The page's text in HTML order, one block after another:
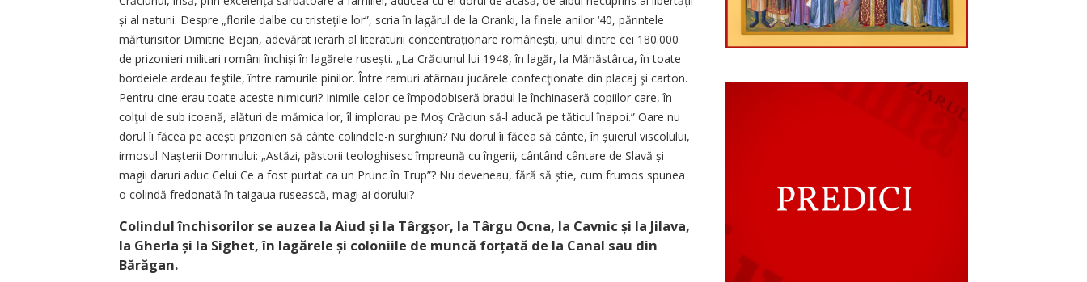
și al naturii. Despre „florile dalbe cu tristețile lor”, scria în lagărul de la Oranki, la finele anilor ‘40, părintele
mărturisitor Dimitrie Bejan, adevărat ierarh al literaturii concentraționare româ­nești, unul dintre cei 180.000
de prizonieri militari români închiși în lagărele rusești. „La Crăciunul lui 1948, în lagăr, la Mănăstârca, în toate
bordeiele ardeau feştile, între ramurile pinilor. Între ramuri atârnau jucărele confecţionate din placaj şi carton.
Pentru cine erau toate aceste nimicuri? Inimile celor ce împodobiseră bradul le închinaseră copiilor care, în
colţul de sub icoană, alături de mămica lor, îl implorau pe Moş Crăciun să-l aducă pe tăticul înapoi.” Oare nu
dorul îi făcea pe acești prizonieri să cânte colindele-n surghiun? Nu dorul îi făcea să cânte, în șuierul viscolului,
irmosul Nașterii Domnului: „Astăzi, păstorii teologhisesc împreună cu îngerii, cântând cântare de Slavă și
magii daruri aduc Celui Ce a fost purtat ca un Prunc în Trup”? Nu deveneau, fără să știe, cum frumos spunea
o colindă fredonată în taigaua rusească, magi ai dorului?
Colindul închisorilor se auzea la Aiud și la Târgșor, la Târgu Ocna, la Cavnic și la Jilava,
la Gherla și la Sighet, în lagărele și coloniile de muncă forțată de la Canal sau din
Bărăgan.